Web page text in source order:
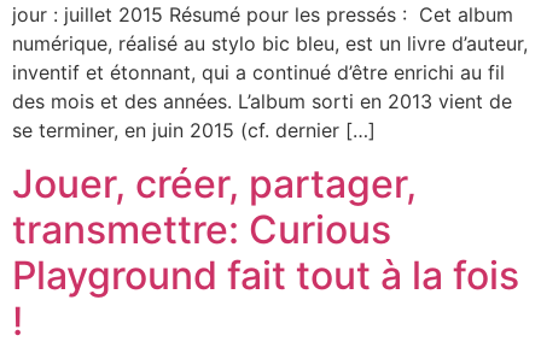
jour : juillet 2015 Résumé pour les pressés : Cet album
numérique, réalisé au stylo bic bleu, est un livre d’auteur,
inventif et étonnant, qui a continué d’être enrichi au fil
des mois et des années. L’album sorti en 2013 vient de
se terminer, en juin 2015 (cf. dernier […]
Jouer, créer, partager,
transmettre: Curious
Playground fait tout à la fois
!